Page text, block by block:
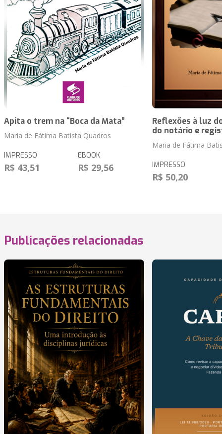
Apita o trem na “Boca da Mata”
Maria de Fátima Batista Quadros
IMPRESSO
R$ 43,51
EBOOK
R$ 29,56
Reflexões à luz
do notário e
Maria de Fátima
IMPRESSO
R$ 50,20
Publicações relacionadas